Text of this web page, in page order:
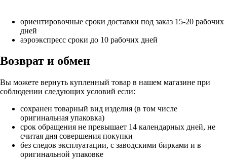
ориентировочные сроки доставки под заказ 15-20 рабочих
дней
аэроэкспресс сроки до 10 рабочих дней
Возврат и обмен
Вы можете вернуть купленный товар в нашем магазине при
соблюдении следующих условий если:
сохранен товарный вид изделия (в том числе
оригинальная упаковка)
срок обращения не превышает 14 календарных дней, не
считая дня совершения покупки
без следов эксплуатации, с заводскими бирками и в
оригинальной упаковке